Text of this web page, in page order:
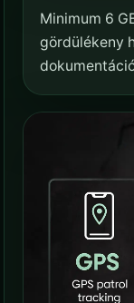
Minimum 6
gördülékeny